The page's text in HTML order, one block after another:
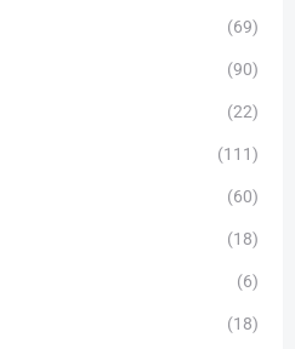
(69)
(90)
(22)
(111)
(60)
(18)
(6)
(18)